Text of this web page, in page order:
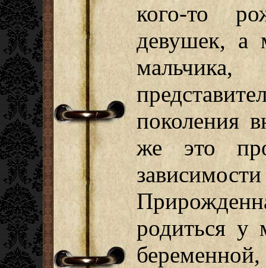
кого-то
девушек, а
поколения
же это
родиться у